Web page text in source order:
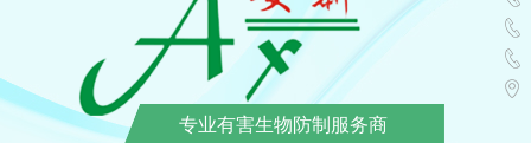
专业有害生物防制服务商